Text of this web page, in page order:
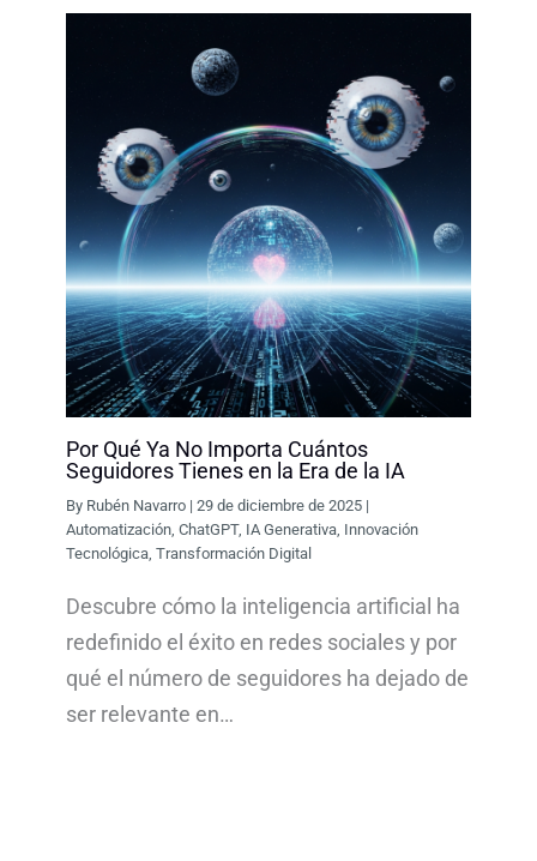
Por Qué Ya No Importa Cuántos
Seguidores Tienes en la Era de la IA
By Rubén Navarro |29 de diciembre de 2025 |
Automatización,ChatGPT, IA Generativa, Innovación
Tecnológica,Transformación Digital
Descubre cómo la inteligencia artificial ha
redefinido el éxito en redes sociales y por
qué el número de seguidores ha dejado de
ser relevante en…